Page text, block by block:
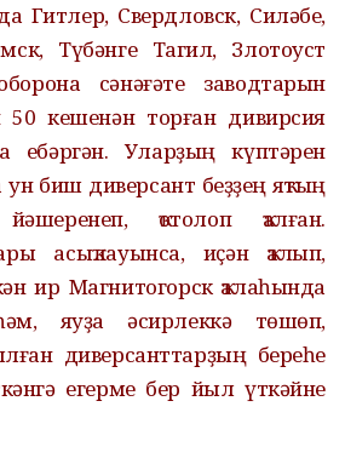
Гитлер, Свердловск, Силәбе,
Түбәнге Тагил, Злотоуст
сәнәғәте заводтарын
кешенән торған дивирсия
ебәргән. Уларҙың күптәрен
ун биш диверсант беҙҙең яҡтың
ҡотолоп ҡалған.
асыҡлауынса, иҫән ҡалып,
ир Магнитогорск ҡалаһында
яуҙа әсирлеккә төшөп,
диверсанттарҙың береһе
егерме бер йыл үткәйне